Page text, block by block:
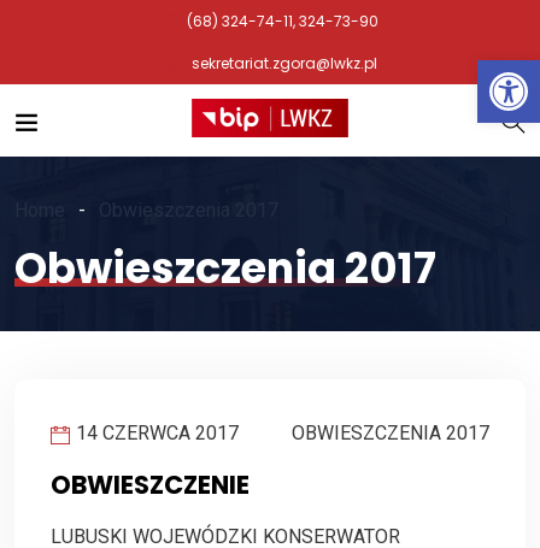
(68) 324-74-11, 324-73-90
sekretariat.zgora@lwkz.pl
Obwieszczenia 2017
Obwieszczenia 2017
14 CZERWCA 2017 OBWIESZCZENIA 2017
OBWIESZCZENIE
LUBUSKI WOJEWÓDZKI KONSERWATOR